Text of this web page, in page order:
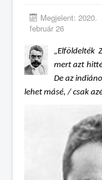
Megjelent: 2020.
február 26
„Elföldelték
mert azt
De az
lehet másé, / csak